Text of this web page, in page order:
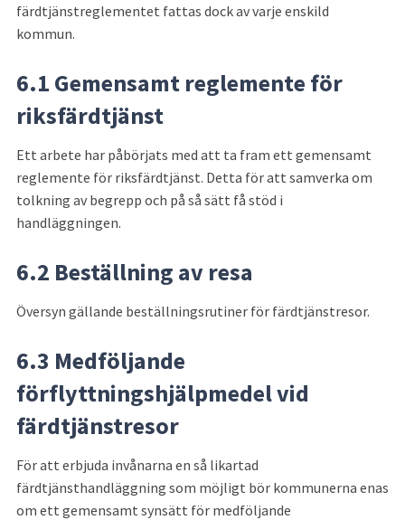
färdtjänstreglementet fattas dock av varje enskild
kommun.
6.1 Gemensamt reglemente för
riksfärdtjänst
Ett arbete har påbörjats med att ta fram ett gemensamt
reglemente för riksfärdtjänst. Detta för att samverka om
tolkning av begrepp och på så sätt få stöd i
handläggningen.
6.2 Beställning av resa
Översyn gällande beställningsrutiner för färdtjänstresor.
6.3 Medföljande
förflyttningshjälpmedel vid
färdtjänstresor
För att erbjuda invånarna en så likartad
färdtjänsthandläggning som möjligt bör kommunerna enas
om ett gemensamt synsätt för medföljande